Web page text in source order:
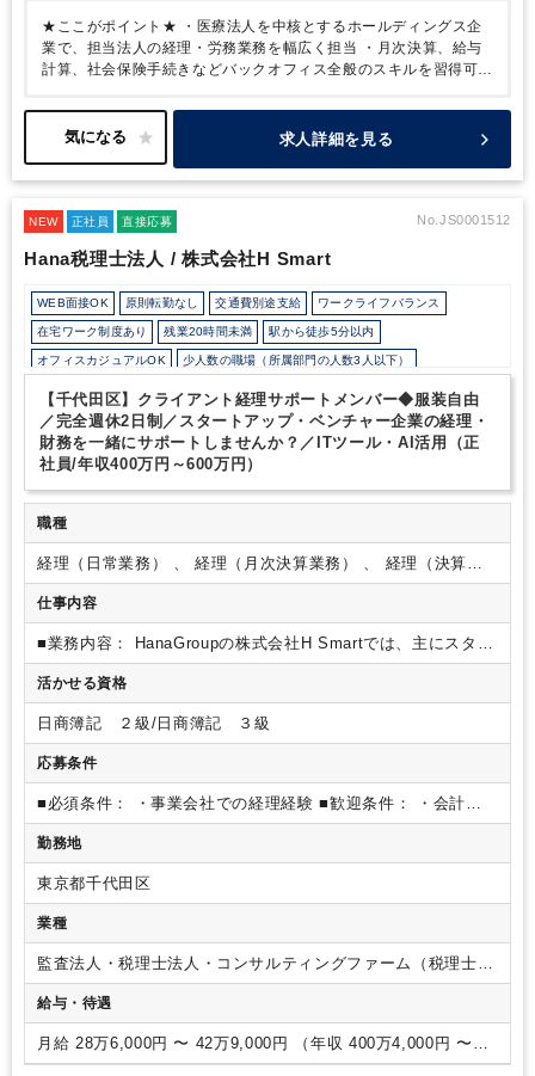
★ここがポイント★ ・医療法人を中核とするホールディングス企
業で、担当法人の経理・労務業務を幅広く担当
・月次決算、給与
計算、社会保険手続きなどバックオフィス全般のスキルを習得可能
る環境・ベテラン社員からの引継ぎ体制があり、医療業界未経験
者も安心・実働7時間勤務かつ残業も少なく、ワークライフバラン
経理経験を活かし、担当を持って業務を進めたい方・経理だけで
人を支えることにやりがいを感じる方
・安定した環境で腰を据え
求人詳細を見る
NEW 正社員 直接応募 No.JS0001512
Hana税理士法人 / 株式会社H Smart
WEB面接OK 原則転勤なし 交通費別途支給 ワークライフバランス
在宅ワーク制度あり 残業20時間未満 駅から徒歩5分以内
オフィスカジュアルOK 少人数の職場（所属部門の人数3人以下）
研修・資格取得支援 年間休日120日以上
ITに強み
【千代田区】クライアント経理サポートメンバー◆服装自由
／完全週休2日制／スタートアップ・ベンチャー企業の経理・
財務を一緒にサポートしませんか？／ITツール・AI活用（正
社員/年収400万円～600万円）
職種
経理（日常業務） 、 経理（月次決算業務） 、 経理（決算業
務）
仕事内容
■業務内容：
HanaGroupの株式会社H Smartでは、主にスター
トアップ・ベンチャー企業やIPOを目指す企業様の、経理を中
心としたバックオフィス業務のハンズオンサポートを行ってお
ります。
業務はクライアントごとのツール環境・業務フロー
に合わせてカスタマイズして対応しております。
・債権債務管理
税 等納付）・経費精算・資金繰り表作成・月次レポート作
成・予実管理 ・経理周りの業務フローの構築 なお、実務は
HanaGroup社内で行うスタイルのため、安定した就業環境のも
とで多様なクライアント支援に携わることができます。
に携わることが可能です
ことで、ベンチャー事業会社での事業成長や組織づくりを経験
することができます・クラウド会計ソフトの機能の習熟度、
活用スキルを証明するためのオンライン検定試験の受験が可能
となります・AIを活用した業務フロー構築にもチャレンジで
きます。 ■資格取得支援：
ミナー受講制度あり・会計・税務に関する社内勉強会の実施
・税理士試験受験するメンバーは試験休暇を取得することが可
活かせる資格
日商簿記 ２級/日商簿記 ３級
応募条件
■必須条件： ・事業会社での経理経験 ■歓迎条件：
・会計シ
ステム（freee、マネーフォワード）の使用経験ある方・ITツ
ール（Google Workspace、Slack、Chatwork）の使用経験が
ある方
・スタートアップ・ベンチャー企業での就業経験のあ
る方
勤務地
東京都千代田区
業種
監査法人・税理士法人・コンサルティングファーム（税理士法
人）
給与・待遇
月給 28万6,000円 〜 42万9,000円 （年収 400万4,000円 〜
600万6,000円）